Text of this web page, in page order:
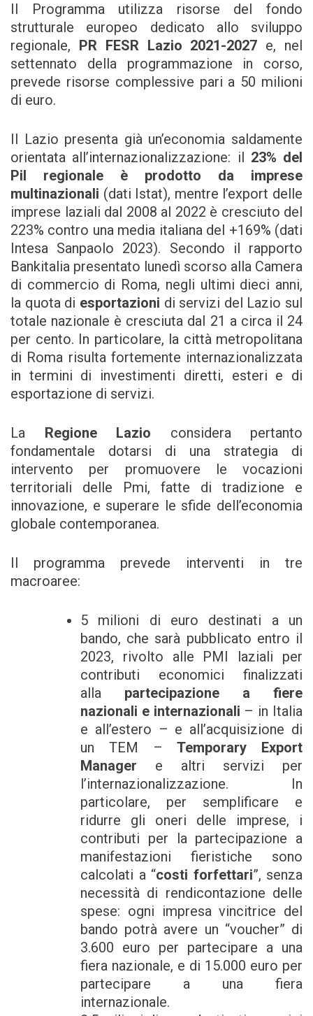
Il Programma utilizza risorse del fondo
strutturale europeo dedicato allo sviluppo
regionale,
PR FESR Lazio 2021-2027 e, nel
settennato della programmazione in corso,
prevede risorse complessive pari a 50 milioni
di euro.
Il Lazio presenta già un’economia saldamente
orientata all’internazionalizzazione: il 23% del
Pil regionale è prodotto da imprese
multinazionali (dati Istat), mentre l’export delle
imprese laziali dal 2008 al 2022 è cresciuto del
223% contro una media italiana del +169% (dati
Intesa Sanpaolo 2023). Secondo il rapporto
Bankitalia presentato lunedì scorso alla Camera
di commercio di Roma, negli ultimi dieci anni,
la quota di esportazioni di servizi del Lazio sul
totale nazionale è cresciuta dal 21 a circa il 24
per cento. In particolare, la città metropolitana
di Roma risulta fortemente internazionalizzata
in termini di investimenti diretti, esteri e di
esportazione di servizi.
La Regione Lazio considera pertanto
fondamentale dotarsi di una strategia di
intervento per promuovere le vocazioni
territoriali delle Pmi, fatte di tradizione e
innovazione, e superare le sfide dell’economia
globale contemporanea.
Il programma prevede interventi in tre
macroaree:
5 milioni di euro destinati a un
bando, che sarà pubblicato entro il
2023, rivolto alle PMI laziali per
contributi economici finalizzati
alla partecipazione a fiere
nazionali e internazionali – in Italia
e all’estero – e all’acquisizione di
un TEM –Temporary Export
Manager e altri servizi per
l’internazionalizzazione. In
particolare, per semplificare e
ridurre gli oneri delle imprese, i
contributi per la partecipazione a
manifestazioni fieristiche sono
calcolati a “costi forfettari”, senza
necessità di rendicontazione delle
spese: ogni impresa vincitrice del
bando potrà avere un “voucher” di
3.600 euro per partecipare a una
fiera nazionale, e di 15.000 euro per
partecipare a una fiera
internazionale.